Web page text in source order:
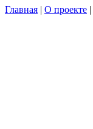
Главная | О проекте |